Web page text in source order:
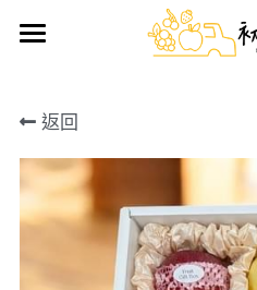
手做蛋糕
好物推薦
日用雜貨
生鮮/熟食/零嘴
鮮果禮盒
搜索
返回